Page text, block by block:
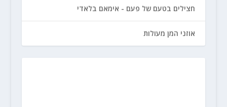
חצילים בטעם של פעם - אימאם בלאדי
אוזני המן מעולות